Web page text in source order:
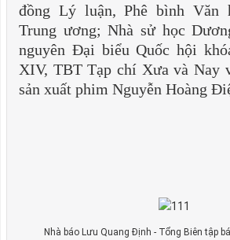
đồng Lý luận, Phê bình Văn
Trung ương; Nhà sử học
nguyên Đại biểu Quốc hội
XIV, TBT Tạp chí Xưa và Nay
sản xuất phim Nguyễn Hoàng
Nhà báo Lưu Quang Định - Tổng Biên tập